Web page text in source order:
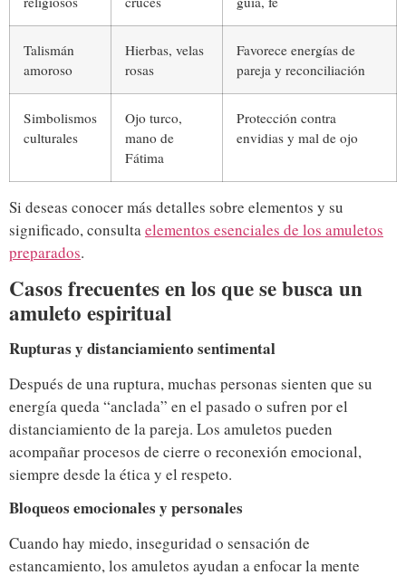
Talismán
amoroso
Hierbas, velas
rosas
Favorece energías de
pareja y reconciliación
Simbolismos
culturales
Ojo turco,
mano de
Fátima
Protección contra
envidias y mal de ojo
Si deseas conocer más detalles sobre elementos y su
significado, consultaelementos esenciales de los amuletos
preparados.
Casos frecuentes en los que se busca un
amuleto espiritual
Rupturas y distanciamiento sentimental
Después de una ruptura, muchas personas sienten que su
energía queda “anclada” en el pasado o sufren por el
distanciamiento de la pareja. Los amuletos pueden
acompañar procesos de cierre o reconexión emocional,
siempre desde la ética y el respeto.
Bloqueos emocionales y personales
Cuando hay miedo, inseguridad o sensación de
estancamiento, los amuletos ayudan a enfocar la mente